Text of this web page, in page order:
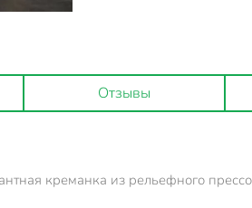
Отзывы
креманка из рельефного